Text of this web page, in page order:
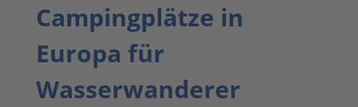
Campingplätze in
Europa für
Wasserwanderer